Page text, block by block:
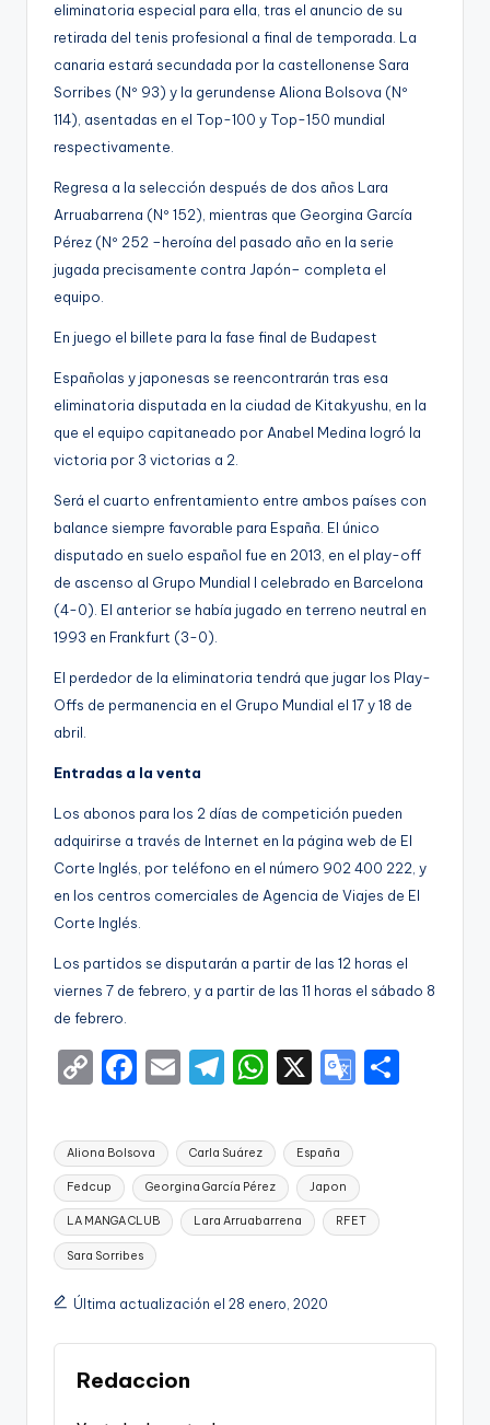
eliminatoria especial para ella, tras el anuncio de su
retirada del tenis profesional a final de temporada. La
canaria estará secundada por la castellonense Sara
Sorribes (Nº 93) y la gerundense Aliona Bolsova (Nº
114), asentadas en el Top-100 y Top-150 mundial
respectivamente.
Regresa a la selección después de dos años Lara
Arruabarrena (Nº 152), mientras que Georgina García
Pérez (Nº 252 –heroína del pasado año en la serie
jugada precisamente contra Japón– completa el
equipo.
En juego el billete para la fase final de Budapest
Españolas y japonesas se reencontrarán tras esa
eliminatoria disputada en la ciudad de Kitakyushu, en la
que el equipo capitaneado por Anabel Medina logró la
victoria por 3 victorias a 2.
Será el cuarto enfrentamiento entre ambos países con
balance siempre favorable para España. El único
disputado en suelo español fue en 2013, en el play-off
de ascenso al Grupo Mundial I celebrado en Barcelona
(4-0). El anterior se había jugado en terreno neutral en
1993 en Frankfurt (3-0).
El perdedor de la eliminatoria tendrá que jugar los Play-
Offs de permanencia en el Grupo Mundial el 17 y 18 de
abril.
Entradas a la venta
Los abonos para los 2 días de competición pueden
adquirirse a través de Internet en la página web de El
Corte Inglés, por teléfono en el número 902 400 222, y
en los centros comerciales de Agencia de Viajes de El
Corte Inglés.
Los partidos se disputarán a partir de las 12 horas el
viernes 7 de febrero, y a partir de las 11 horas el sábado 8
de febrero.
C
p
y
Li
n
k
F
c
e
b
o
o
k
E
ai
l
T
e
gr
a
m
W
a
ts
A
p
X
G
gl
e
Tr
sl
Etiquetas:
Aliona Bolsova Carla Suárez España
Fedcup Georgina García Pérez Japon
LA MANGA CLUB Lara Arruabarrena RFET
Sara Sorribes
Última actualización el 28 enero, 2020
Redaccion